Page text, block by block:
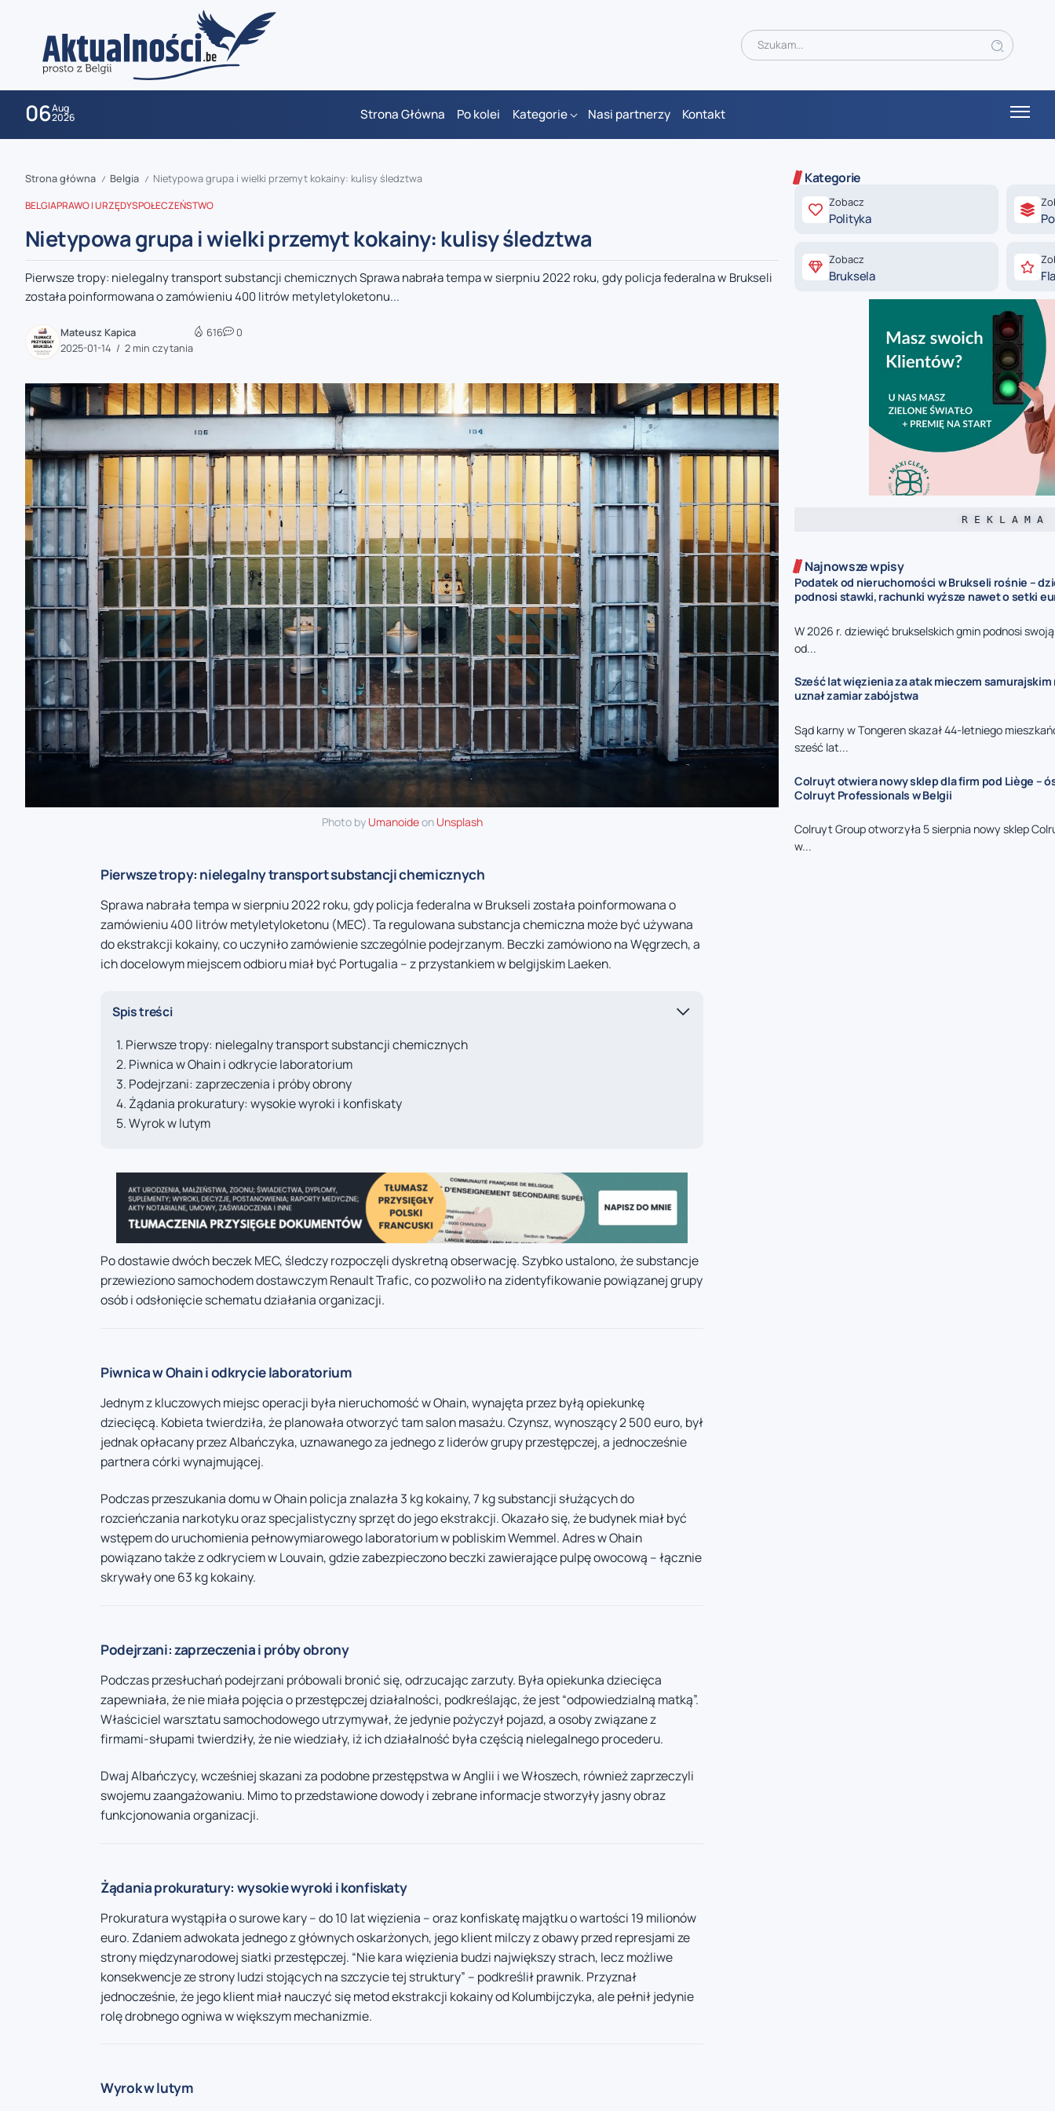
06Aug
2026 Strona Główna Po kolei Kategorie Nasi partnerzy Kontakt
zaobserwuj nas
zaobserwuj nas
zaobserwuj nas
zaobserwuj nas
zaobserwuj nas
Strona główna / Belgia / Nietypowa grupa i wielki przemyt kokainy: kulisy śledztwa
BELGIAPRAWO I URZĘDYSPOŁECZEŃSTWO
Nietypowa grupa i wielki przemyt kokainy: kulisy śledztwa
Pierwsze tropy: nielegalny transport substancji chemicznych Sprawa nabrała tempa w sierpniu 2022 roku, gdy policja federalna w Brukseli
została poinformowana o zamówieniu 400 litrów metyletyloketonu...
Mateusz Kapica
2025-01-14
2 min czytania
616 0
Photo by Umanoideon Unsplash
Pierwsze tropy: nielegalny transport substancji chemicznych
Sprawa nabrała tempa w sierpniu 2022 roku, gdy policja federalna w Brukseli została poinformowana o
zamówieniu 400 litrów metyletyloketonu (MEC). Ta regulowana substancja chemiczna może być używana
do ekstrakcji kokainy, co uczyniło zamówienie szczególnie podejrzanym. Beczki zamówiono na Węgrzech, a
ich docelowym miejscem odbioru miał być Portugalia – z przystankiem w belgijskim Laeken.
Spis treści
Pierwsze tropy: nielegalny transport substancji chemicznych
Piwnica w Ohain i odkrycie laboratorium
Podejrzani: zaprzeczenia i próby obrony
Żądania prokuratury: wysokie wyroki i konfiskaty
Wyrok w lutym
Po dostawie dwóch beczek MEC, śledczy rozpoczęli dyskretną obserwację. Szybko ustalono, że substancje
przewieziono samochodem dostawczym Renault Trafic, co pozwoliło na zidentyfikowanie powiązanej grupy
osób i odsłonięcie schematu działania organizacji.
Piwnica w Ohain i odkrycie laboratorium
Jednym z kluczowych miejsc operacji była nieruchomość w Ohain, wynajęta przez byłą opiekunkę
dziecięcą. Kobieta twierdziła, że planowała otworzyć tam salon masażu. Czynsz, wynoszący 2 500 euro, był
jednak opłacany przez Albańczyka, uznawanego za jednego z liderów grupy przestępczej, a jednocześnie
partnera córki wynajmującej.
Podczas przeszukania domu w Ohain policja znalazła 3 kg kokainy, 7 kg substancji służących do
rozcieńczania narkotyku oraz specjalistyczny sprzęt do jego ekstrakcji. Okazało się, że budynek miał być
wstępem do uruchomienia pełnowymiarowego laboratorium w pobliskim Wemmel. Adres w Ohain
powiązano także z odkryciem w Louvain, gdzie zabezpieczono beczki zawierające pulpę owocową – łącznie
skrywały one 63 kg kokainy.
Podejrzani: zaprzeczenia i próby obrony
Podczas przesłuchań podejrzani próbowali bronić się, odrzucając zarzuty. Była opiekunka dziecięca
zapewniała, że nie miała pojęcia o przestępczej działalności, podkreślając, że jest “odpowiedzialną matką”.
Właściciel warsztatu samochodowego utrzymywał, że jedynie pożyczył pojazd, a osoby związane z
firmami-słupami twierdziły, że nie wiedziały, iż ich działalność była częścią nielegalnego procederu.
Dwaj Albańczycy, wcześniej skazani za podobne przestępstwa w Anglii i we Włoszech, również zaprzeczyli
swojemu zaangażowaniu. Mimo to przedstawione dowody i zebrane informacje stworzyły jasny obraz
funkcjonowania organizacji.
Żądania prokuratury: wysokie wyroki i konfiskaty
Prokuratura wystąpiła o surowe kary – do 10 lat więzienia – oraz konfiskatę majątku o wartości 19 milionów
euro. Zdaniem adwokata jednego z głównych oskarżonych, jego klient milczy z obawy przed represjami ze
strony międzynarodowej siatki przestępczej. “Nie kara więzienia budzi największy strach, lecz możliwe
konsekwencje ze strony ludzi stojących na szczycie tej struktury” – podkreślił prawnik. Przyznał
jednocześnie, że jego klient miał nauczyć się metod ekstrakcji kokainy od Kolumbijczyka, ale pełnił jedynie
rolę drobnego ogniwa w większym mechanizmie.
Wyrok w lutym
Kategorie
Zobacz
Polityka
Zobacz
Bruksela
R E K L A M A
Najnowsze wpisy
Podatek od nieruchomości w Brukseli rośnie –
podnosi stawki, rachunki wyższe nawet o setki
W 2026 r. dziewięć brukselskich gmin podnosi
od...
Sześć lat więzienia za atak mieczem samurajskim
uznał zamiar zabójstwa
Sąd karny w Tongeren skazał 44-letniego
sześć lat...
Colruyt otwiera nowy sklep dla firm pod Liège –
Colruyt Professionals w Belgii
Colruyt Group otworzyła 5 sierpnia nowy sklep
w...